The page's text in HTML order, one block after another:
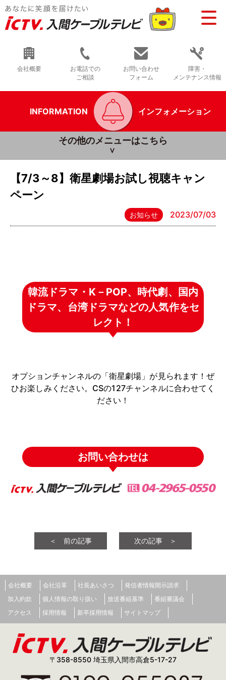
会社概要
お電話での
ご相談
お問い合わせ
フォーム
障害・
メンテナンス情報
INFORMATION インフォメーション
その他のメニューはこちら
【7/3～8】衛星劇場お試し視聴キャン
ペーン
お知らせ 2023/07/03
韓流ドラマ・K－POP、時代劇、国内
ドラマ、台湾ドラマなどの人気作をセ
レクト！
オプションチャンネルの「衛星劇場」が見られます！ぜ
ひお楽しみください。CSの127チャンネルに合わせてく
ださい！
お問い合わせは
＜ 前の記事 次の記事 ＞
会社概要 会社沿革 社長あいさつ
発信者情報開示請求
加入約款
個人情報の取り扱い 放送番組基準
番組審議会
アクセス
採用情報 新卒採用情報 サイトマップ
〒358-8550 埼玉県入間市高倉5-17-27